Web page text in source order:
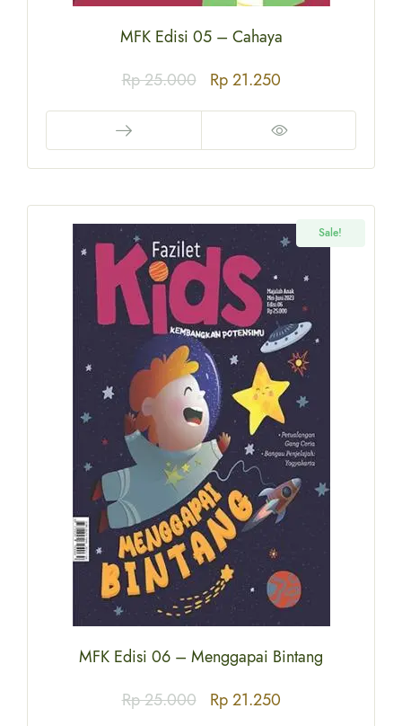
MFK Edisi 05 – Cahaya
Rp25.000 Rp21.250
Sale!
MFK Edisi 06 – Menggapai Bintang
Rp25.000 Rp21.250